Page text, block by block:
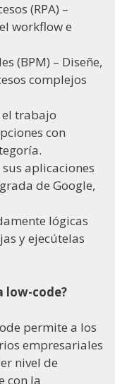
(RPA) –
workflow e
(BPM) – Diseñe,
complejos
el trabajo
con
aplicaciones
de Google,
lógicas
y ejecútelas
low-code?
permite a los
empresariales
nivel de
con la